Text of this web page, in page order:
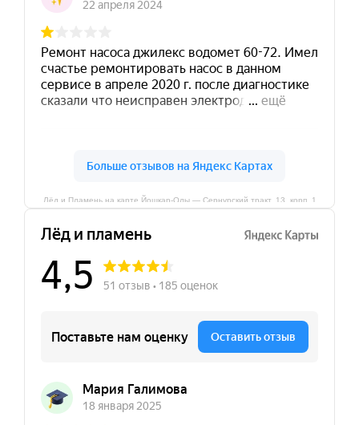
Лёд и Пламень на карте Йошкар‑Олы — Сернурский тракт, 13, корп. 1